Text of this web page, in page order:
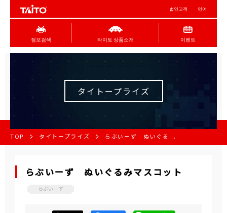
법인고객 언어
점포검색 타이토 상품소개 이벤트
タイトープライズ
TOP タイトープライズ らぶいーず ぬいぐる...
らぶいーず ぬいぐるみマスコット
らぶいーず